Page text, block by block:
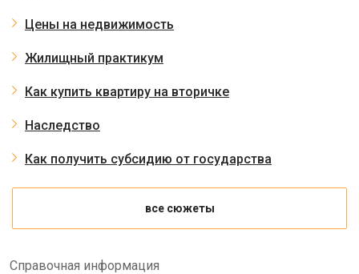
Цены на недвижимость
Жилищный практикум
Как купить квартиру на вторичке
Наследство
Как получить субсидию от государства
все сюжеты
Справочная информация